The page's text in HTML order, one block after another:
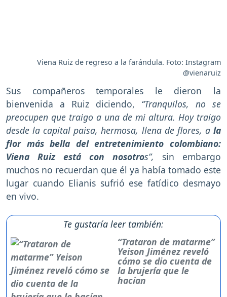
Viena Ruiz de regreso a la farándula. Foto: Instagram
@vienaruiz
Sus compañeros temporales le dieron la
bienvenida a Ruiz diciendo, “Tranquilos, no se
preocupen que traigo a una de mi altura. Hoy traigo
desde la capital paisa, hermosa, llena de flores, ala
flor más bella del entretenimiento colombiano:
Viena Ruiz está con nosotros”, sin embargo
muchos no recuerdan que él ya había tomado este
lugar cuando Elianis sufrió ese fatídico desmayo
en vivo.
Te gustaría leer también:
“Trataron de matarme”
Yeison Jiménez reveló
cómo se dio cuenta de
la brujería que le
hacían